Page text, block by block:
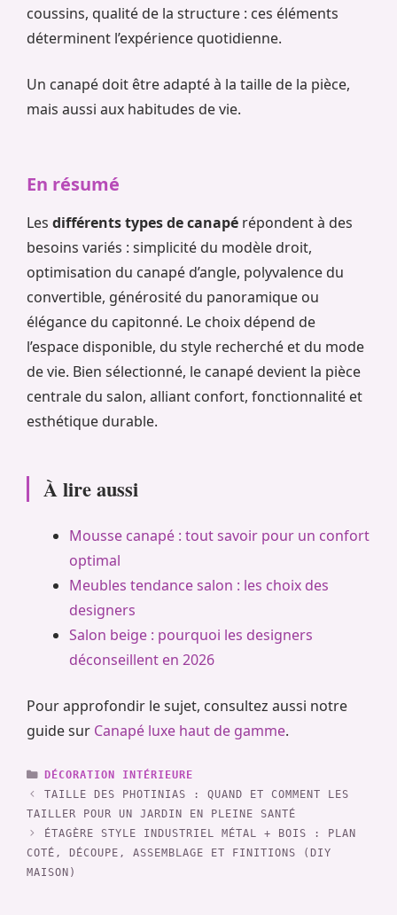
coussins, qualité de la structure : ces éléments
déterminent l’expérience quotidienne.
Un canapé doit être adapté à la taille de la pièce,
mais aussi aux habitudes de vie.
En résumé
Les différents types de canapé répondent à des
besoins variés : simplicité du modèle droit,
optimisation du canapé d’angle, polyvalence du
convertible, générosité du panoramique ou
élégance du capitonné. Le choix dépend de
l’espace disponible, du style recherché et du mode
de vie. Bien sélectionné, le canapé devient la pièce
centrale du salon, alliant confort, fonctionnalité et
esthétique durable.
À lire aussi
Mousse canapé : tout savoir pour un confort
optimal
Meubles tendance salon : les choix des
designers
Salon beige : pourquoi les designers
déconseillent en 2026
Pour approfondir le sujet, consultez aussi notre
guide sur Canapé luxe haut de gamme.
CATÉGORIES
DÉCORATION INTÉRIEURE
TAILLE DES PHOTINIAS : QUAND ET COMMENT LES
TAILLER POUR UN JARDIN EN PLEINE SANTÉ
ÉTAGÈRE STYLE INDUSTRIEL MÉTAL + BOIS : PLAN
COTÉ, DÉCOUPE, ASSEMBLAGE ET FINITIONS (DIY
MAISON)